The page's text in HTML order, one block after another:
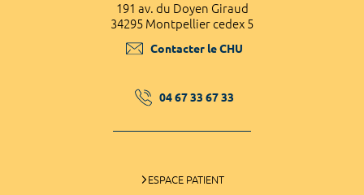
191 av. du Doyen Giraud
34295 Montpellier cedex 5
Contacter le CHU
04 67 33 67 33
ESPACE PATIENT